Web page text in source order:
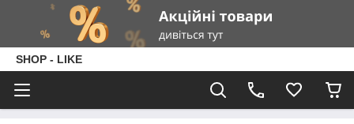
SHOP - LIKE